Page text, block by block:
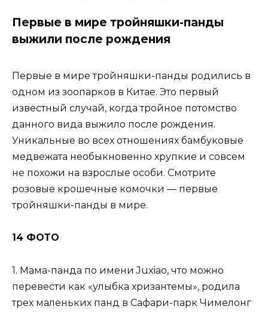
Первые в мире тройняшки-панды
выжили после рождения
Первые в мире тройняшки-панды родились в
одном из зоопарков в Китае. Это первый
известный случай, когда тройное потомство
данного вида выжило после рождения.
Уникальные во всех отношениях бамбуковые
медвежата необыкновенно хрупкие и совсем
не похожи на взрослые особи. Смотрите
розовые крошечные комочки — первые
тройняшки-панды в мире.
14 ФОТО
1. Мама-панда по имени Juxiao, что можно
перевести как «улыбка хризантемы», родила
трех маленьких панд в Сафари-парк Чимелонг